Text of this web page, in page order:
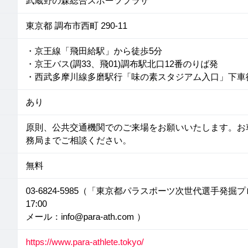
東京都 調布市西町 290-11
・京王線「飛田給駅」から徒歩5分
・京王バス(調33、飛01)調布駅北口12番のりば発
・西武多摩川線多磨駅行「味の素スタジアム入口」下車
あり
原則、公共交通機関でのご来場をお願いいたします。
務局までご相談ください。
無料
03-6824-5985（「東京都パラスポーツ次世代選手発掘
17:00
メール：info@para-ath.com ）
https://www.para-athlete.tokyo/